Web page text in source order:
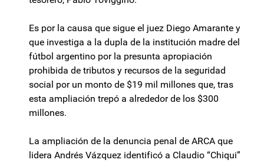
Es por la causa que sigue el juez Diego Amarante y
que investiga a la dupla de la institución madre del
fútbol argentino por la presunta apropiación
prohibida de tributos y recursos de la seguridad
social por un monto de $19 mil millones que, tras
esta ampliación trepó a alrededor de los $300
millones.
La ampliación de la denuncia penal de ARCA que
lidera Andrés Vázquez identificó a Claudio “Chiqui”